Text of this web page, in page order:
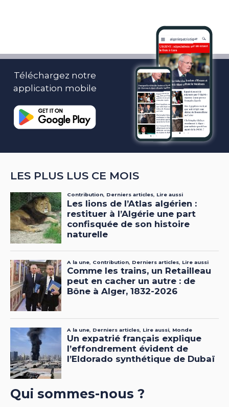
Téléchargez notre
application mobile
LES PLUS LUS CE MOIS
Qui sommes-nous ?